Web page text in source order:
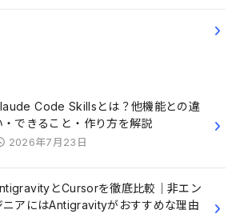
Code Skillsとは？他機能との違
・できること・作り方を解説
2026年7月23日
とCursorを徹底比較｜非エン
ニアにはAntigravityがおすすめな理由